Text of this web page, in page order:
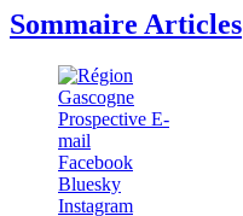
Sommaire Articles